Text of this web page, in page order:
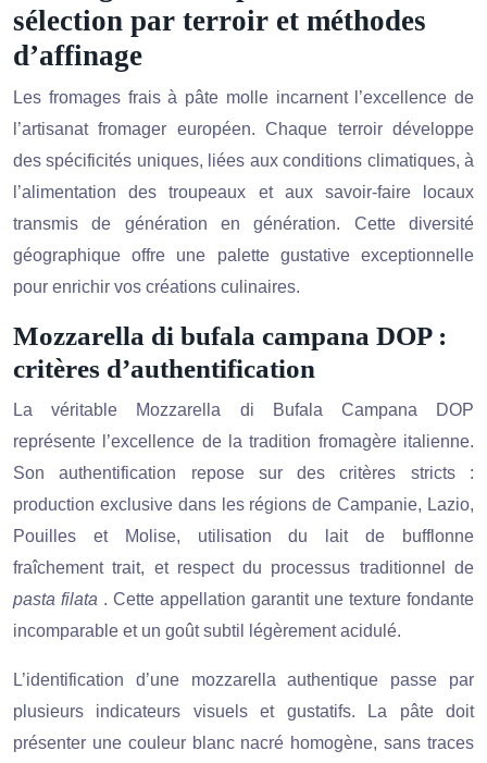
sélection par terroir et méthodes
d’affinage
Les fromages frais à pâte molle incarnent l’excellence de
l’artisanat fromager européen. Chaque terroir développe
des spécificités uniques, liées aux conditions climatiques, à
l’alimentation des troupeaux et aux savoir-faire locaux
transmis de génération en génération. Cette diversité
géographique offre une palette gustative exceptionnelle
pour enrichir vos créations culinaires.
Mozzarella di bufala campana DOP :
critères d’authentification
La véritable Mozzarella di Bufala Campana DOP
représente l’excellence de la tradition fromagère italienne.
Son authentification repose sur des critères stricts :
production exclusive dans les régions de Campanie, Lazio,
Pouilles et Molise, utilisation du lait de bufflonne
fraîchement trait, et respect du processus traditionnel de
pasta filata . Cette appellation garantit une texture fondante
incomparable et un goût subtil légèrement acidulé.
L’identification d’une mozzarella authentique passe par
plusieurs indicateurs visuels et gustatifs. La pâte doit
présenter une couleur blanc nacré homogène, sans traces